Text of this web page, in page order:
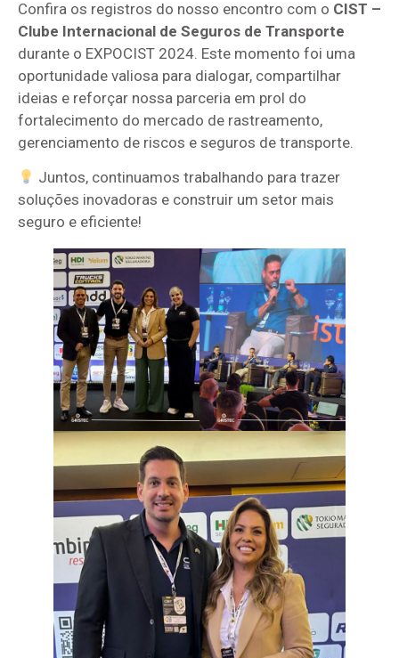
Confira os registros do nosso encontro com o CIST –
Clube Internacional de Seguros de Transporte
durante o EXPOCIST 2024. Este momento foi uma
oportunidade valiosa para dialogar, compartilhar
ideias e reforçar nossa parceria em prol do
fortalecimento do mercado de rastreamento,
gerenciamento de riscos e seguros de transporte.
Juntos, continuamos trabalhando para trazer
soluções inovadoras e construir um setor mais
seguro e eficiente!